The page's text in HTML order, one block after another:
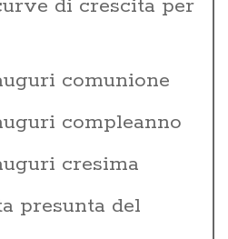
di crescita per
comunione
compleanno
cresima
presunta del